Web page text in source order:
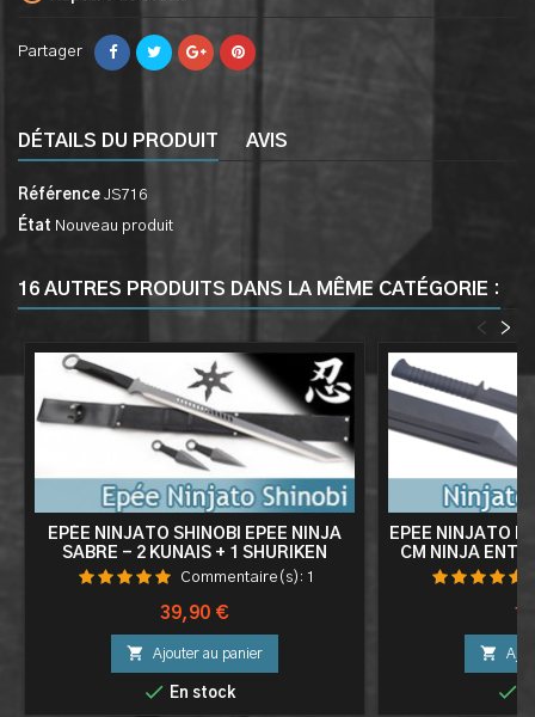
Partager
DÉTAILS DU PRODUIT AVIS
Référence JS716
État Nouveau produit
16 AUTRES PRODUITS DANS LA MÊME CATÉGORIE :
>
<
EPÉE NINJATO SHINOBI EPEE NINJA
SABRE - 2 KUNAIS + 1 SHURIKEN
Commentaire(s): 1
Prix
39,90 €
 Ajouter au panier
 En stock
EPEE NINJATO
CM NINJA

